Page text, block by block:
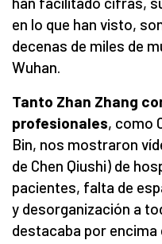
en lo que han visto,
decenas de miles de
Wuhan.
Tanto Zhan Zhang
profesionales, como
Bin, nos mostraron
de Chen Qiushi) de
pacientes, falta de
y desorganización a
destacaba por